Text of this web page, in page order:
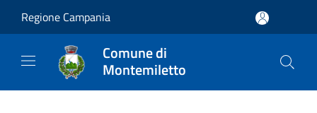
Regione Campania
Comune di
Montemiletto